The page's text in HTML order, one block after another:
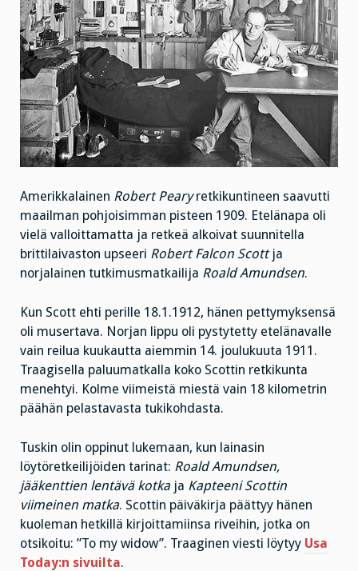
Amerikkalainen Robert Pearyretkikuntineen saavutti
maailman pohjoisimman pisteen 1909. Etelänapa oli
vielä valloittamatta ja retkeä alkoivat suunnitella
brittilaivaston upseeri Robert Falcon Scottja
norjalainen tutkimusmatkailija Roald Amundsen.
Kun Scott ehti perille 18.1.1912, hänen pettymyksensä
oli musertava. Norjan lippu oli pystytetty etelänavalle
vain reilua kuukautta aiemmin 14. joulukuuta 1911.
Traagisella paluumatkalla koko Scottin retkikunta
menehtyi. Kolme viimeistä miestä vain 18 kilometrin
päähän pelastavasta tukikohdasta.
Tuskin olin oppinut lukemaan, kun lainasin
löytöretkeilijöiden tarinat: Roald Amundsen,
jääkenttien lentävä kotka ja Kapteeni Scottin
viimeinen matka. Scottin päiväkirja päättyy hänen
kuoleman hetkillä kirjoittamiinsa riveihin, jotka on
otsikoitu: ”To my widow”. Traaginen viesti löytyy Usa
Today:n sivuilta.